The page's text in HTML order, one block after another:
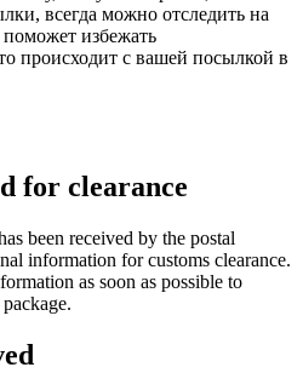
всегда можно отследить на
избежать
происходит с вашей посылкой в
for clearance
been received by the postal
information for customs clearance.
as soon as possible to